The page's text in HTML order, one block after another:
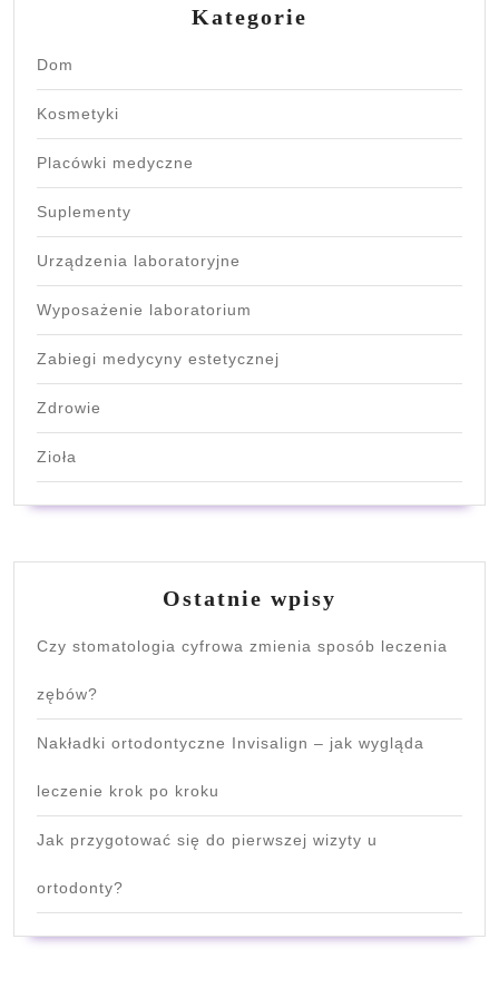
Kategorie
Dom
Kosmetyki
Placówki medyczne
Suplementy
Urządzenia laboratoryjne
Wyposażenie laboratorium
Zabiegi medycyny estetycznej
Zdrowie
Zioła
Ostatnie wpisy
Czy stomatologia cyfrowa zmienia sposób leczenia
zębów?
Nakładki ortodontyczne Invisalign – jak wygląda
leczenie krok po kroku
Jak przygotować się do pierwszej wizyty u
ortodonty?